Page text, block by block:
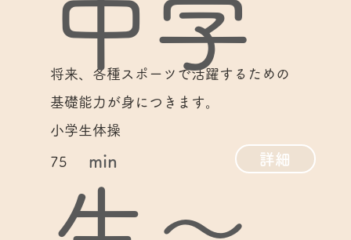
将来、各種スポーツで活躍するための
基礎能力が身につきます。
詳細
小学生体操
75 min
中学